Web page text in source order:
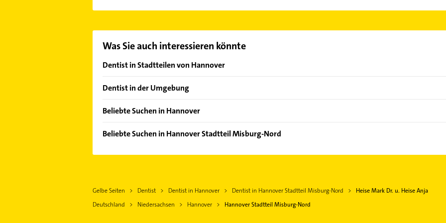
Was Sie auch interessieren könnte
Dentist in Stadtteilen von Hannover
Ahlem
Badenstedt
Bothfeld
Calenberger Neustadt
Groß Buchholz
Herrenhausen
Dentist in der Umgebung
Isernhagen
Burgwedel
Burgdorf Kreis Hannover
Sehnde
Beliebte Suchen in Hannover
Lackiererei
Immobilien
Beliebte Suchen in Hannover Stadtteil Misburg-Nord
Klempner
Gasinstallateur
Gelbe Seiten Dentist Dentist in Hannover Dentist in Hannover Stadtteil Misburg-Nord
Heise Mark Dr. u. Heise Anja
Deutschland
Niedersachsen Hannover Hannover Stadtteil Misburg-Nord